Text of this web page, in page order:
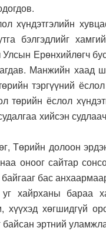
хүндэтгэлийн
бэлгэдлийг
Ерөнхийлөгч
Манжийн хаад
тэргүүний
төрийн ёслол
хийсэн
Төрийн долоон
оноог сайтар
бас
хайрханы бараа
хөгшидгүй
эртний